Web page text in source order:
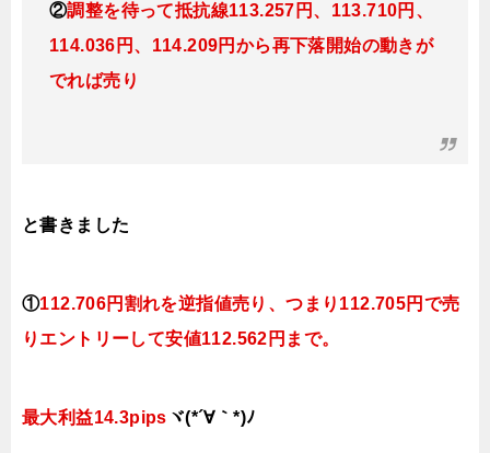
②調整を待って抵抗線113.257円、113.710円、
114.036円、114.209円から再下落開始の動きが
でれば売り
と書きました
①112.706円割れを逆指値売り、つまり 112.705円で売
りエントリーして安値112.562円まで。
最大利益14.3pips ヾ(*´∀｀*)ﾉ